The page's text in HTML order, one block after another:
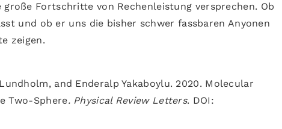
Fortschritte von Rechenleistung versprechen. Ob
und ob er uns die bisher schwer fassbaren Anyonen
zeigen.
and Enderalp Yakaboylu. 2020. Molecular
Two-Sphere. Physical Review Letters. DOI: